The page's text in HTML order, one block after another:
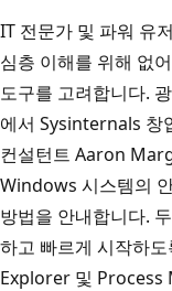
IT 전문가 및 파워 유
심층 이해를 위해 없
도구를 고려합니다.
에서 Sysinternals
컨설턴트 Aaron
Windows 시스템의
방법을 안내합니다.
하고 빠르게 시작하
Explorer 및 Process